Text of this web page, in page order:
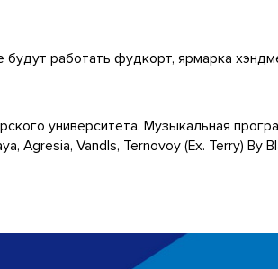
будут работать фудкорт, ярмарка
университета. Музыкальная
Agresia, Vandls, Ternovoy (Ex. Terry) By